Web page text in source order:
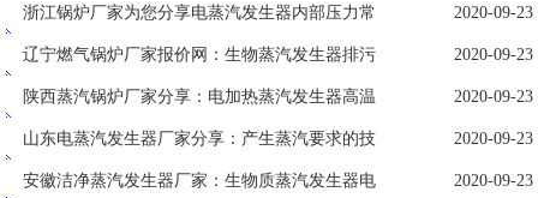
注意事项
浙江锅炉厂家为您分享电蒸汽发生器内部压力常
见故障与解决
2020-09-23
辽宁燃气锅炉厂家报价网：生物蒸汽发生器排污
实施方式与作用
2020-09-23
陕西蒸汽锅炉厂家分享：电加热蒸汽发生器高温
高压操作说明
2020-09-23
山东电蒸汽发生器厂家分享：产生蒸汽要求的技
术经济指标
2020-09-23
安徽洁净蒸汽发生器厂家：生物质蒸汽发生器电 2020-09-23